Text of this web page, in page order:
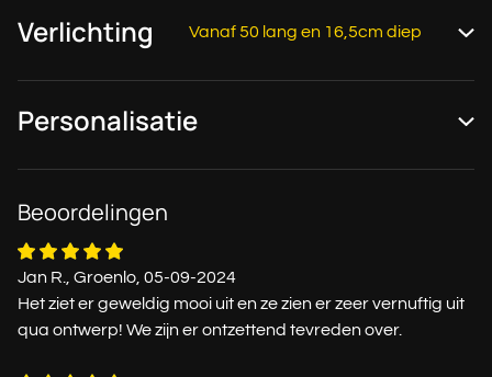
Verlichting Vanaf 50 lang en 16,5cm diep
Personalisatie
Beoordelingen
Jan R., Groenlo, 05-09-2024
Het ziet er geweldig mooi uit en ze zien er zeer vernuftig uit
qua ontwerp! We zijn er ontzettend tevreden over.